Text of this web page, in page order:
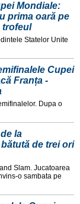
Mondiale:
prima oară pe
trofeul
Statelor Unite
Cupei
Franța -
Dupa o
la
de trei ori
Slam. Jucatoarea
o sambata pe